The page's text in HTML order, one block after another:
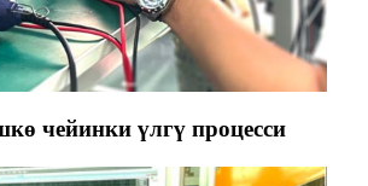
чейинки үлгү процесси